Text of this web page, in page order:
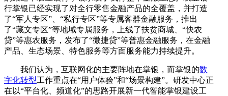
行掌银已经实现了对全行零售金融产品的全覆盖，并打造
了“军人专区”、“私行专区”等专属客群金融服务，推出
了“藏文专区”等地域专属服务，上线了扶贫商城、“快农
贷”等惠农服务，发布了“微捷贷”等普惠金融服务，在金融
产品、生态场景、特色服务等方面服务能力持续提升。
我们认为，互联网化的主要阵地在掌银，而掌银的数
字化转型工作重点在“用户体验”和“场景构建”。研发中心正
在以“平台化、频道化”的思路开展新一代智能掌银建设工